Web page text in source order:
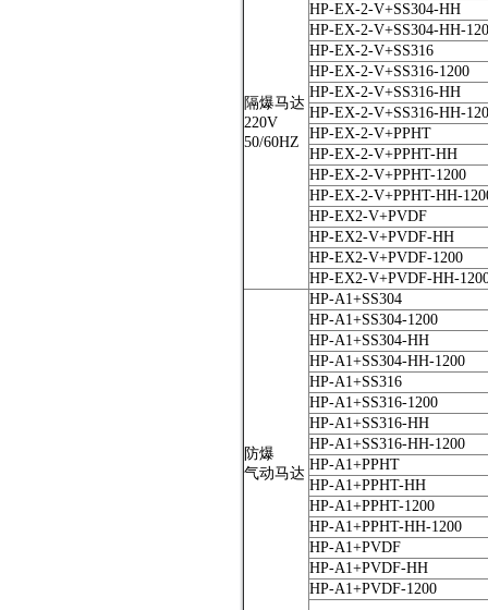
隔爆马达
220V
50/60HZ
HP-EX-2-V+SS304-HH
HP-EX-2-V+SS304-HH-
HP-EX-2-V+SS316
HP-EX-2-V+SS316-1200
HP-EX-2-V+SS316-HH
HP-EX-2-V+SS316-HH-
HP-EX-2-V+PPHT
HP-EX-2-V+PPHT-HH
HP-EX-2-V+PPHT-1200
HP-EX-2-V+PPHT-HH-
HP-EX2-V+PVDF
HP-EX2-V+PVDF-HH
HP-EX2-V+PVDF-1200
HP-EX2-V+PVDF-HH-
防爆
气动马达
HP-A1+SS304
HP-A1+SS304-1200
HP-A1+SS304-HH
HP-A1+SS304-HH-1200
HP-A1+SS316
HP-A1+SS316-1200
HP-A1+SS316-HH
HP-A1+SS316-HH-1200
HP-A1+PPHT
HP-A1+PPHT-HH
HP-A1+PPHT-1200
HP-A1+PPHT-HH-1200
HP-A1+PVDF
HP-A1+PVDF-HH
HP-A1+PVDF-1200